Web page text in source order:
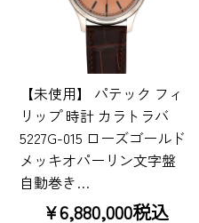
【未使用】 パテック フィ
リップ 時計 カラトラバ
5227G-015 ローズゴールド
メッキオパーリン文字盤
自動巻き…
¥6,880,000税込